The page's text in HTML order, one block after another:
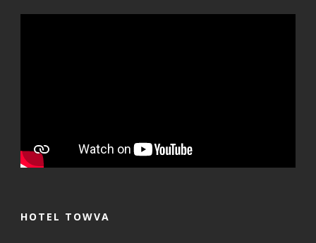
HOTEL TOWVA